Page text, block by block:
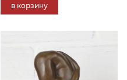
в корзину